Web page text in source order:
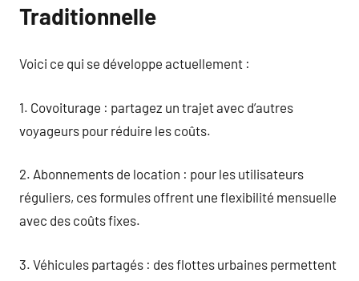
Traditionnelle
Voici ce qui se développe actuellement :
1. Covoiturage : partagez un trajet avec d’autres
voyageurs pour réduire les coûts.
2. Abonnements de location : pour les utilisateurs
réguliers, ces formules offrent une flexibilité mensuelle
avec des coûts fixes.
3. Véhicules partagés : des flottes urbaines permettent